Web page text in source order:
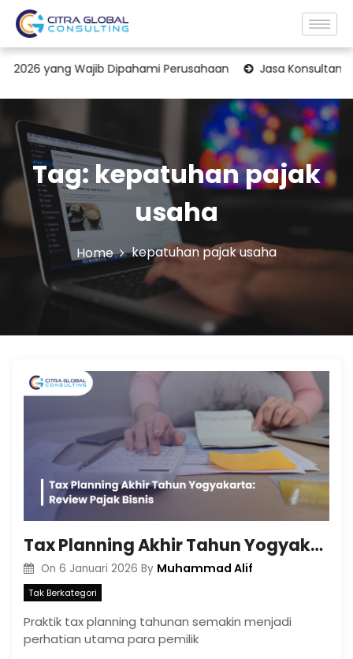
yang Wajib Dipahami Perusahaan Jasa Konsultan
Tag:kepatuhan pajak
usaha
Home kepatuhan pajak usaha
Tax Planning Akhir Tahun Yogyakarta: Review Pajak Bisnis
On 6 Januari 2026 By Muhammad Alif
Tak Berkategori
Praktik tax planning tahunan semakin menjadi
perhatian utama para pemilik